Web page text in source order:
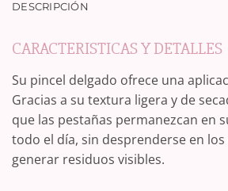
DESCRIPCIÓN
CARACTERISTICAS Y DETALLES
Su pincel delgado ofrece una
Gracias a su textura ligera y de
que las pestañas permanezcan en
todo el día, sin desprenderse en
generar residuos visibles.